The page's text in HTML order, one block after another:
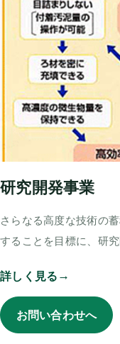
研究開発事業
さらなる高度な技術の
することを目標に、研
詳しく見る
お問い合わせへ